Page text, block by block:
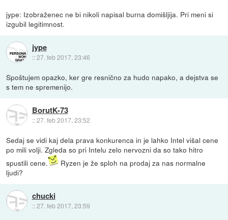
jype: Izobraženec ne bi nikoli napisal burna domišljija. Pri meni si
izgubil legitimnost.
jype
::27. feb 2017, 23:46
Spoštujem opazko, ker gre resnično za hudo napako, a dejstva se
s tem ne spremenijo.
BorutK-73
::27. feb 2017, 23:52
Sedaj se vidi kaj dela prava konkurenca in je lahko Intel višal cene
po mili volji. Zgleda so pri Intelu zelo nervozni da so tako hitro
spustili cene.
Ryzen je že sploh na prodaj za nas normalne
ljudi?
chucki
::27. feb 2017, 23:59